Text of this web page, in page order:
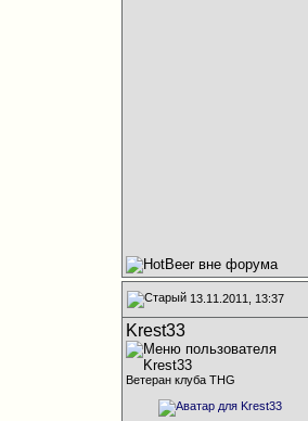
13.11.2011, 13:37
Krest33
Ветеран клуба THG